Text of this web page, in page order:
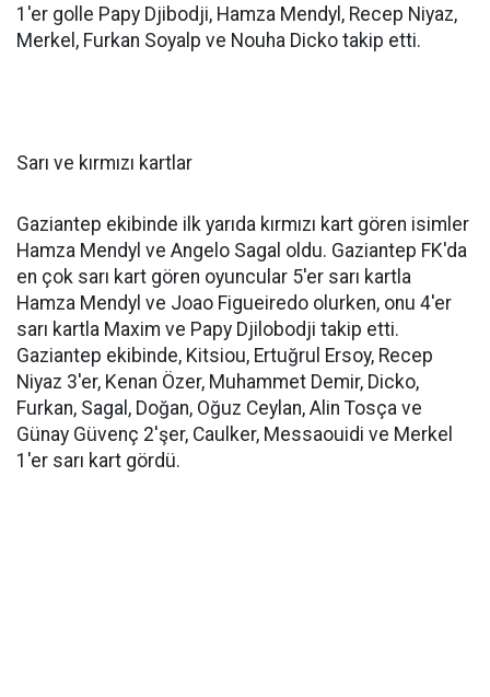
1'er golle Papy Djibodji, Hamza Mendyl, Recep Niyaz,
Merkel, Furkan Soyalp ve Nouha Dicko takip etti.
Sarı ve kırmızı kartlar
Gaziantep ekibinde ilk yarıda kırmızı kart gören isimler
Hamza Mendyl ve Angelo Sagal oldu. Gaziantep FK'da
en çok sarı kart gören oyuncular 5'er sarı kartla
Hamza Mendyl ve Joao Figueiredo olurken, onu 4'er
sarı kartla Maxim ve Papy Djilobodji takip etti.
Gaziantep ekibinde, Kitsiou, Ertuğrul Ersoy, Recep
Niyaz 3'er, Kenan Özer, Muhammet Demir, Dicko,
Furkan, Sagal, Doğan, Oğuz Ceylan, Alin Tosça ve
Günay Güvenç 2'şer, Caulker, Messaouidi ve Merkel
1'er sarı kart gördü.